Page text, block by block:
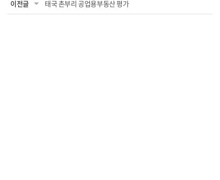
이전글 태국 촌부리 공업용부동산 평가